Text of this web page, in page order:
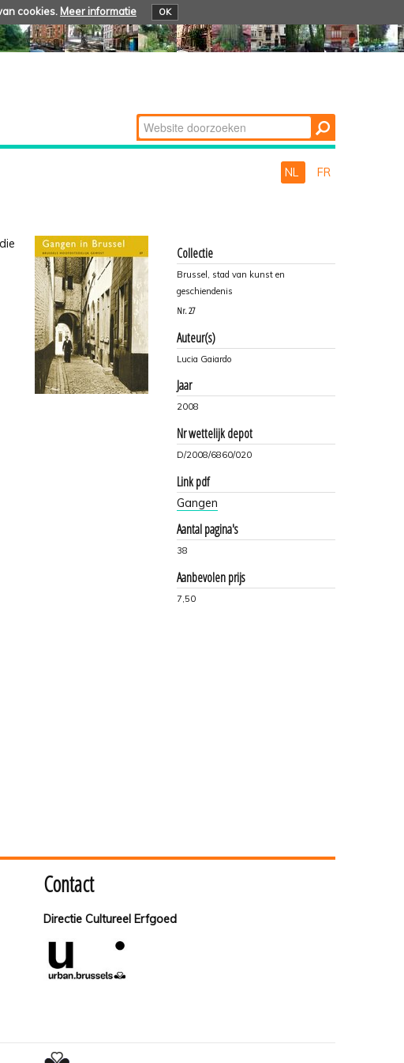
cookies. Meer informatie OK
Zoek
Geavanceerd
NL FR
Collectie
Brussel, stad van kunst en
geschiendenis
Nr. 27
Auteur(s)
Lucia Gaiardo
Jaar
2008
Nr wettelijk depot
D/2008/6860/020
Link pdf
Gangen
Aantal pagina's
38
Aanbevolen prijs
7,50
Contact
Directie Cultureel Erfgoed